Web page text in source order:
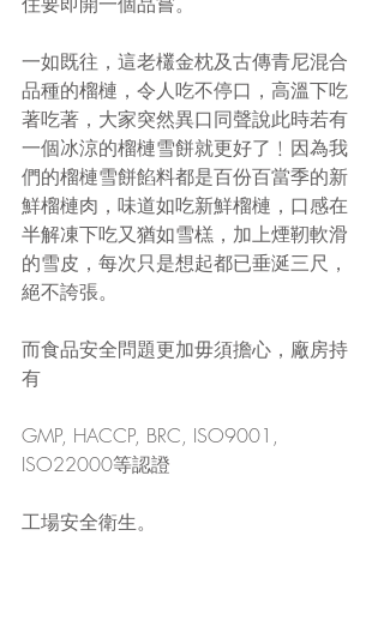
一如既往，這老欉金枕及古傳青尼混合
品種的榴槤，令人吃不停口，高溫下吃
著吃著，大家突然異口同聲說此時若有
一個冰涼的榴槤雪餅就更好了﹗因為我
們的榴槤雪餅餡料都是百份百當季的新
鮮榴槤肉，味道如吃新鮮榴槤，口感在
半解凍下吃又猶如雪榚，加上煙靭軟滑
的雪皮，每次只是想起都已垂涎三尺，
絕不誇張。
而食品安全問題更加毋須擔心，廠房持
有
GMP, HACCP, BRC, ISO9001,
ISO22000等認證
工場安全衛生。